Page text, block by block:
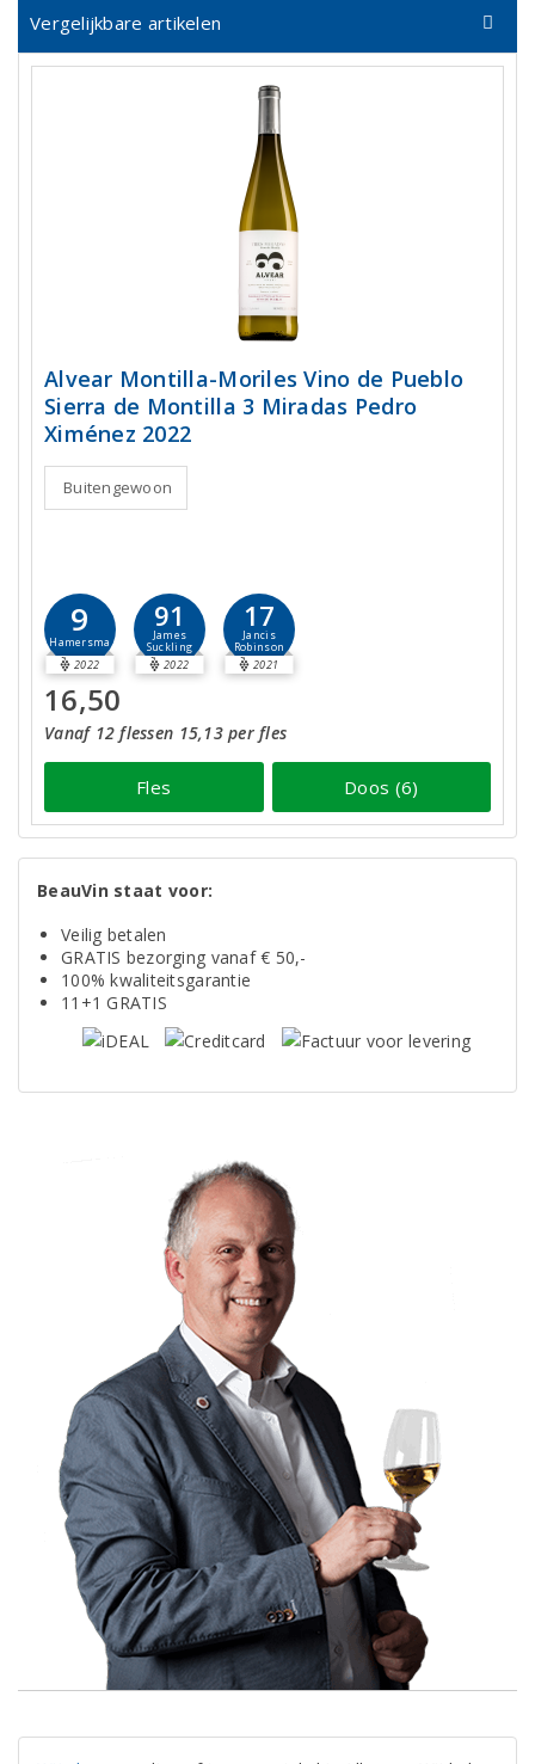
Vergelijkbare artikelen
Alvear Montilla-Moriles Vino de Pueblo
Sierra de Montilla 3 Miradas Pedro
Ximénez 2022
Buitengewoon
9
Hamersma
2022
91
James
Suckling
2022
17
Jancis
Robinson
2021
16,50
Vanaf 12 flessen 15,13 per fles
Fles Doos (6)
BeauVin staat voor:
Veilig betalen
GRATIS bezorging vanaf € 50,-
100% kwaliteitsgarantie
11+1 GRATIS